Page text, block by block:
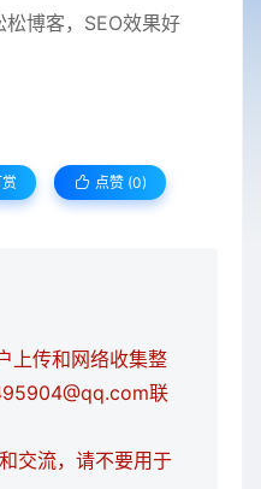
博客，SEO效果好
点赞 (0)
上传和网络收集整
联
交流，请不要用于